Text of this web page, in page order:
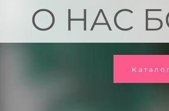
О НАС
Каталог